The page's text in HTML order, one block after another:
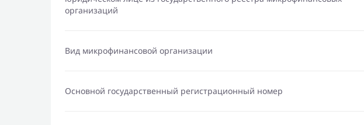
организаций
Вид микрофинансовой организации
Основной государственный регистрационный номер